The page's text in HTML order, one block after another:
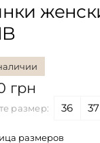
размер: 36 37
размеров
грн